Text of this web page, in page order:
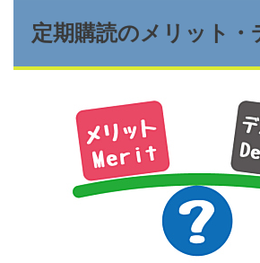
定期購読のメリット・